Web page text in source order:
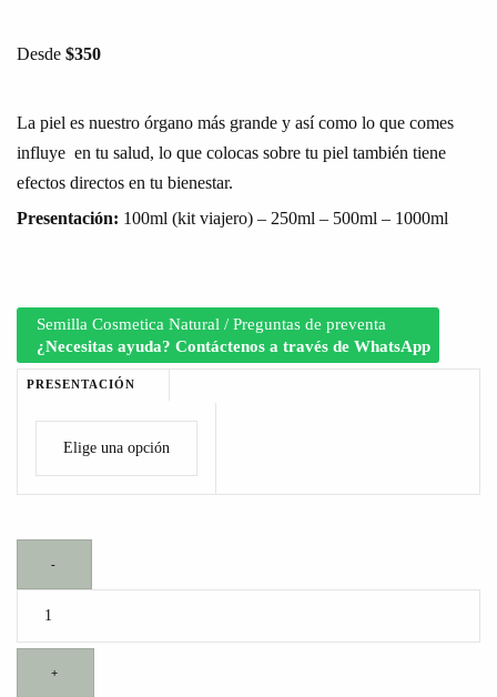
Desde $350
La piel es nuestro órgano más grande y así como lo que comes
influye en tu salud, lo que colocas sobre tu piel también tiene
efectos directos en tu bienestar.
Presentación: 100ml (kit viajero) – 250ml – 500ml – 1000ml
Semilla Cosmetica Natural / Preguntas de preventa
¿Necesitas ayuda? Contáctenos a través de WhatsApp
PRESENTACIÓN
-
+